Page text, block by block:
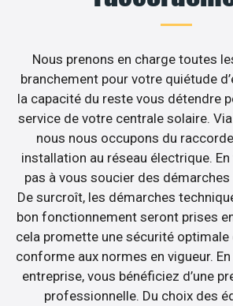
Nous prenons en charge toutes
branchement pour votre quiétude
la capacité du reste vous détendre
service de votre centrale solaire.
nous nous occupons du
installation au réseau électrique. En
pas à vous soucier des
De surcroît, les démarches
bon fonctionnement seront prises
cela promette une sécurité
conforme aux normes en vigueur.
entreprise, vous bénéficiez d’une
professionnelle. Du choix des